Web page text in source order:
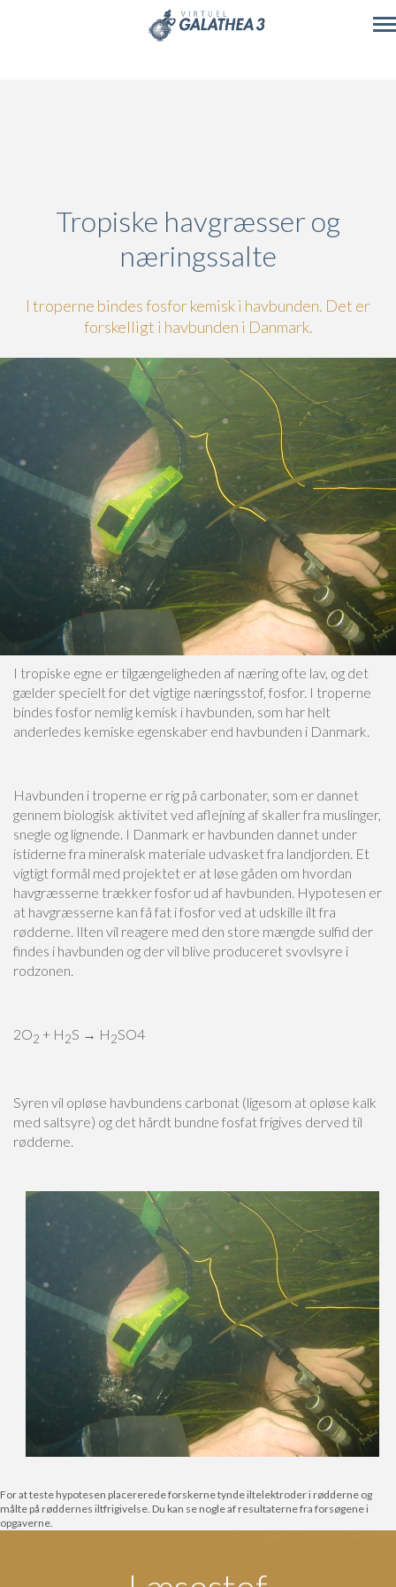
Tropiske havgræsser og
næringssalte
I troperne bindes fosfor kemisk i havbunden. Det er
forskelligt i havbunden i Danmark.
I tropiske egne er tilgængeligheden af næring ofte lav, og det
gælder specielt for det vigtige næringsstof, fosfor. I troperne
bindes fosfor nemlig kemisk i havbunden, som har helt
anderledes kemiske egenskaber end havbunden i Danmark.
Havbunden i troperne er rig på carbonater, som er dannet
gennem biologisk aktivitet ved aflejning af skaller fra muslinger,
snegle og lignende. I Danmark er havbunden dannet under
istiderne fra mineralsk materiale udvasket fra landjorden. Et
vigtigt formål med projektet er at løse gåden om hvordan
havgræsserne trækker fosfor ud af havbunden. Hypotesen er
at havgræsserne kan få fat i fosfor ved at udskille ilt fra
rødderne. Ilten vil reagere med den store mængde sulfid der
findes i havbunden og der vil blive produceret svovlsyre i
rodzonen.
2O2 + H2S → H2SO4
Syren vil opløse havbundens carbonat (ligesom at opløse kalk
med saltsyre) og det hårdt bundne fosfat frigives derved til
rødderne.
For at teste hypotesen placererede forskerne tynde iltelektroder i rødderne og
målte på røddernes iltfrigivelse. Du kan se nogle af resultaterne fra forsøgene i
opgaverne.